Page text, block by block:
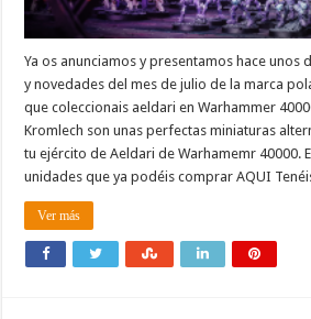
Ya os anunciamos y presentamos hace unos
y novedades del mes de julio de la marca
que coleccionais aeldari en Warhammer
Kromlech son unas perfectas miniaturas
tu ejército de Aeldari de Warhamemr 40000.
unidades que ya podéis comprar AQUI
Ver más